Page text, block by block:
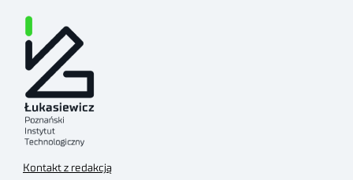
Kontakt z redakcją